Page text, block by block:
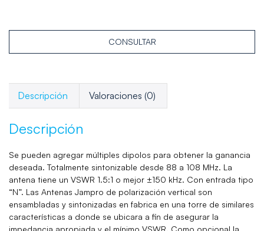
CONSULTAR
Descripción Valoraciones (0)
Descripción
Se pueden agregar múltiples dipolos para obtener la ganancia
deseada. Totalmente sintonizable desde 88 a 108 MHz. La
antena tiene un VSWR 1.5:1 o mejor ±150 kHz. Con entrada tipo
“N”. Las Antenas Jampro de polarización vertical son
ensambladas y sintonizadas en fabrica en una torre de similares
características a donde se ubicara a fin de asegurar la